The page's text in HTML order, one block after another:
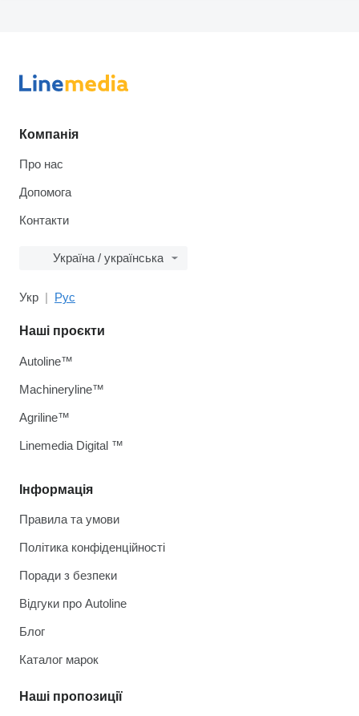
Компанія
Про нас
Допомога
Контакти
Україна / українська
Укр Рус
Інформація
Правила та умови
Політика конфіденційності
Поради з безпеки
Відгуки про Autoline
Блог
Каталог марок
Наші пропозиції
Наші проєкти
Autoline™
Machineryline™
Agriline™
Linemedia Digital ™